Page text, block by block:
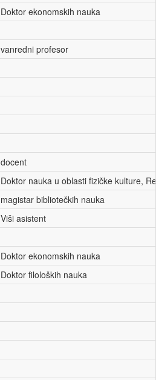
Doktor ekonomskih nauka
vanredni profesor
docent
Doktor nauka u oblasti fizičke kulture,
magistar bibliotečkih nauka
Viši asistent
Doktor ekonomskih nauka
Doktor filoloških nauka